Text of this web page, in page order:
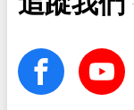
facebook Youtube